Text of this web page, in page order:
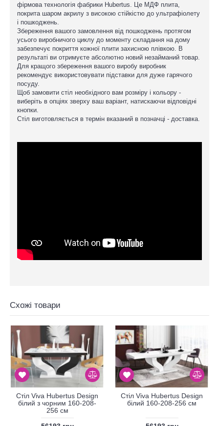
фірмова технологія фабрики Hubertus. Це МДФ плита,
покрита шаром акрилу з високою стійкістю до ультрафіолету
і пошкоджень.
Збереження вашого замовлення від пошкоджень протягом
усього виробничого циклу до моменту складання на дому
забезпечує покриття кожної плити захисною плівкою. В
результаті ви отримуєте абсолютно новий незайманий товар.
Для кращого збереження вашого виробу виробник
рекомендує використовувати підставки для дуже гарячого
посуду.
Щоб замовити стіл необхідного вам розміру і кольору -
виберіть в опціях зверху ваш варіант, натискаючи відповідні
кнопки.
Стіл виготовляється в термін вказаний в позначці - доставка.
Схожі товари
Стіл Viva Hubertus Design
білий з чорним 160-208-
256 см
Стіл Viva Hubertus Design
білий 160-208-256 см